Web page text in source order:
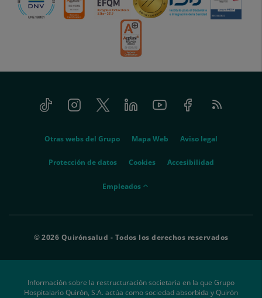
Tiktok InstagramTwitter LinkedinYoutube FacebookFeed
RSS
Otras webs del Grupo Mapa Web Aviso legal
Protección de datos Cookies Accesibilidad
empleados
Empleados
© 2026 Quirónsalud - Todos los derechos reservados
Información sobre la restructuración societaria en la que Grupo
Hospitalario Quirón, S.A. actúa como sociedad absorbida y Quirón